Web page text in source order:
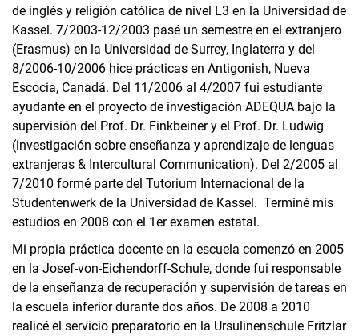
de inglés y religión católica de nivel L3 en la Universidad de
Kassel. 7/2003-12/2003 pasé un semestre en el extranjero
(Erasmus) en la Universidad de Surrey, Inglaterra y del
8/2006-10/2006 hice prácticas en Antigonish, Nueva
Escocia, Canadá. Del 11/2006 al 4/2007 fui estudiante
ayudante en el proyecto de investigación ADEQUA bajo la
supervisión del Prof. Dr. Finkbeiner y el Prof. Dr. Ludwig
(investigación sobre enseñanza y aprendizaje de lenguas
extranjeras & Intercultural Communication). Del 2/2005 al
7/2010 formé parte del Tutorium Internacional de la
Studentenwerk de la Universidad de Kassel. Terminé mis
estudios en 2008 con el 1er examen estatal.
Mi propia práctica docente en la escuela comenzó en 2005
en la Josef-von-Eichendorff-Schule, donde fui responsable
de la enseñanza de recuperación y supervisión de tareas en
la escuela inferior durante dos años. De 2008 a 2010
realicé el servicio preparatorio en la Ursulinenschule Fritzlar